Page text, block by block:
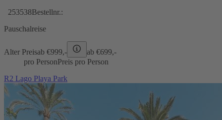
253538Bestellnr.:
Pauschalreise
Alter Preisab €999,- ab €699,-
pro PersonPreis pro Person
R2 Lago Playa Park